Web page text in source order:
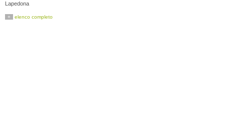
Lapedona
Massa Fermana
+ elenco completo